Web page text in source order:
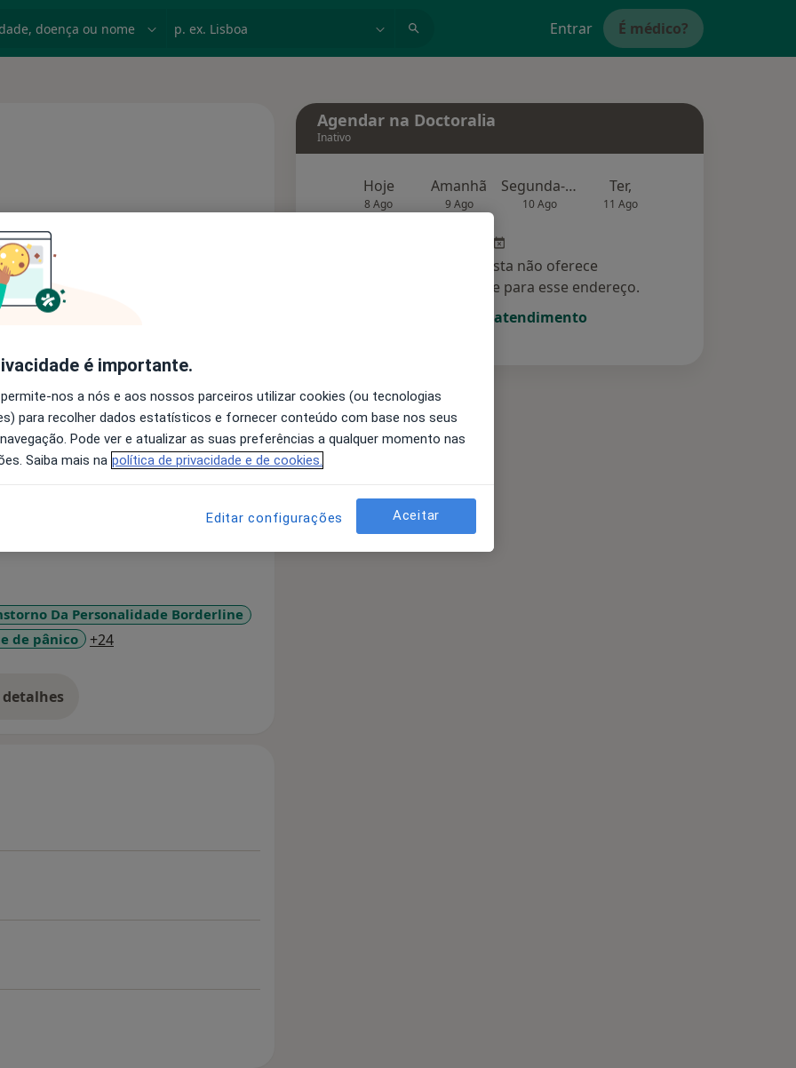
Entrar É médico?
Solicite um atendimento
da Universidade do Minho,
São João (CHUSJ) no
à Saúde Mental” – realizado
Da Personalidade Borderline
de pânico +24a11y_sr_more_diseases
a experiência
Agendar na Doctoralia
Inativo
Hoje
8 Ago
Amanhã
9 Ago
Segunda-feira
10 Ago
Ter,
11 Ago
Esse especialista não oferece
agendamento online para esse endereço.
Solicite um atendimento
é importante.
nos a nós e aos nossos parceiros utilizar cookies (ou tecnologias
para recolher dados estatísticos e fornecer conteúdo com base nos seus
Pode ver e atualizar as suas preferências a qualquer momento nas
Saiba mais na política de privacidade e de cookies.
Editar configurações Aceitar